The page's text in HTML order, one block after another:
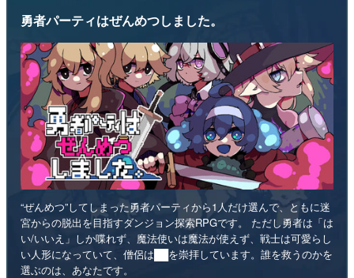
勇者パーティはぜんめつしました。
“ぜんめつ”してしまった勇者パーティから1人だけ選んで、ともに迷
宮からの脱出を目指すダンジョン探索RPGです。 ただし勇者は「は
い/いいえ」しか喋れず、魔法使いは魔法が使えず、戦士は可愛らし
い人形になっていて、僧侶は██を崇拝しています。誰を救うのかを
選ぶのは、あなたです。